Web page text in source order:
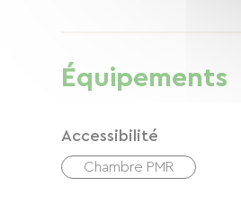
Équipements
Accessibilité
Chambre PMR